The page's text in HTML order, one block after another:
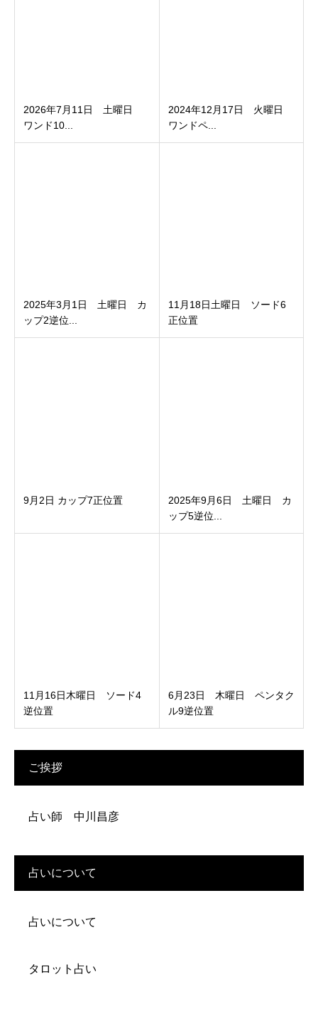
2026年7月11日 土曜日
ワンド10...
2024年12月17日 火曜日
ワンドペ...
2025年3月1日 土曜日 カ
ップ2逆位...
11月18日土曜日 ソード6
正位置
9月2日 カップ7正位置
2025年9月6日 土曜日 カ
ップ5逆位...
11月16日木曜日 ソード4
逆位置
6月23日 木曜日 ペンタク
ル9逆位置
ご挨拶
占い師 中川昌彦
占いについて
占いについて
タロット占い